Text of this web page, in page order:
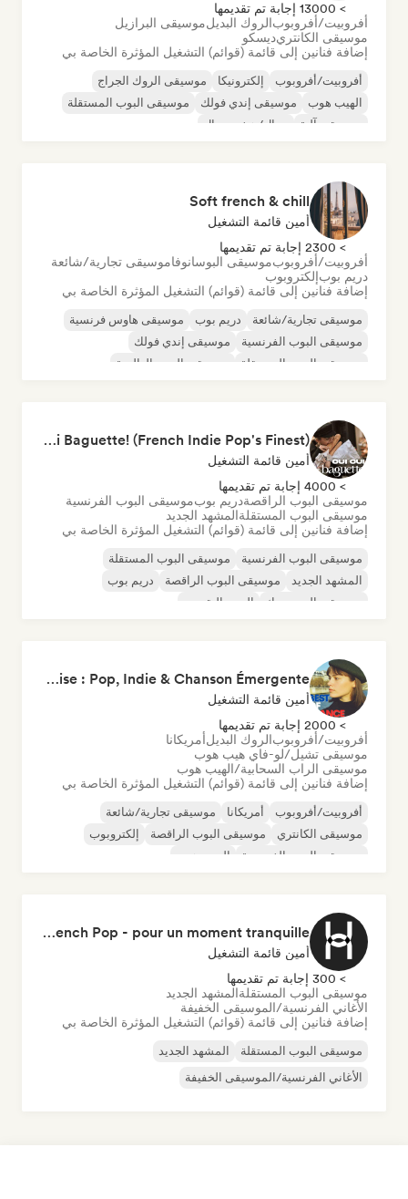
> 13000 إجابة تم تقديمها
أفروبيت/أفروبوبالروك البديلموسيقى البرازيل
موسيقى الكانتريديسكو
إضافة فنانين إلى قائمة (قوائم) التشغيل المؤثرة الخاصة بي
أفروبيت/أفروبوب إلكترونيكا
موسيقى الروك الجراج
الهيب هوب
موسيقى إندي فولك
موسيقى البوب المستقلة
موسيقى آلية
ميتال/هيفي ميتال
Soft french & chill
أمين قائمة التشغيل
> 2300 إجابة تم تقديمها
أفروبيت/أفروبوبموسيقى البوسانوفاموسيقى تجارية/شائعة
دريم بوبإلكتروبوب
إضافة فنانين إلى قائمة (قوائم) التشغيل المؤثرة الخاصة بي
موسيقى تجارية/شائعة دريم بوب
موسيقى هاوس فرنسية
موسيقى البوب الفرنسية
موسيقى إندي فولك
موسيقى البوب المستقلة
موسيقى البوب العالمية
Oui Oui Baguette! (French Indie Pop's Finest)
أمين قائمة التشغيل
> 4000 إجابة تم تقديمها
موسيقى البوب الراقصةدريم بوبموسيقى البوب الفرنسية
موسيقى البوب المستقلةالمشهد الجديد
إضافة فنانين إلى قائمة (قوائم) التشغيل المؤثرة الخاصة بي
موسيقى البوب الفرنسية
موسيقى البوب المستقلة
المشهد الجديد
موسيقى البوب الراقصة
دريم بوب
موسيقى البوب روك
البوب التقدمي
Nouvelle Scène Française : Pop, Indie & Chanson Émergente
أمين قائمة التشغيل
> 2000 إجابة تم تقديمها
أفروبيت/أفروبوبالروك البديلأمريكانا
موسيقى تشيل/لو-فاي هيب هوب
موسيقى الراب السحابية/الهيب هوب
إضافة فنانين إلى قائمة (قوائم) التشغيل المؤثرة الخاصة بي
أفروبيت/أفروبوب أمريكانا
موسيقى تجارية/شائعة
موسيقى الكانتري
موسيقى البوب الراقصة
إلكتروبوب
موسيقى البوب الفرنسية
الهيب هوب
Emotional French Pop - pour un moment tranquille
أمين قائمة التشغيل
> 300 إجابة تم تقديمها
موسيقى البوب المستقلةالمشهد الجديد
الأغاني الفرنسية/الموسيقى الخفيفة
إضافة فنانين إلى قائمة (قوائم) التشغيل المؤثرة الخاصة بي
موسيقى البوب المستقلة
المشهد الجديد
الأغاني الفرنسية/الموسيقى الخفيفة